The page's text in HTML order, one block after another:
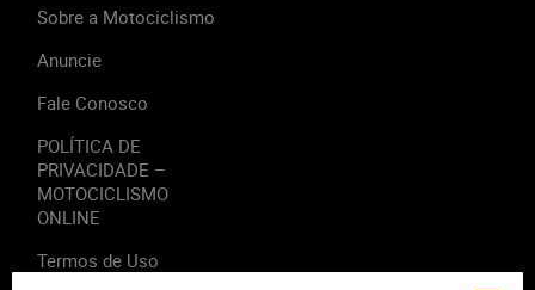
Sobre a Motociclismo
Anuncie
Fale Conosco
POLÍTICA DE
PRIVACIDADE –
MOTOCICLISMO
ONLINE
Termos de Uso